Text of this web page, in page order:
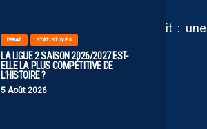
DÉBAT STATISTIQUES
LA LIGUE 2 SAISON 2026/2027 EST-
ELLE LA PLUS COMPÉTITIVE DE
L’HISTOIRE ?
5 Août 2026
la bonne humeur dominait : une
la saison difficile.